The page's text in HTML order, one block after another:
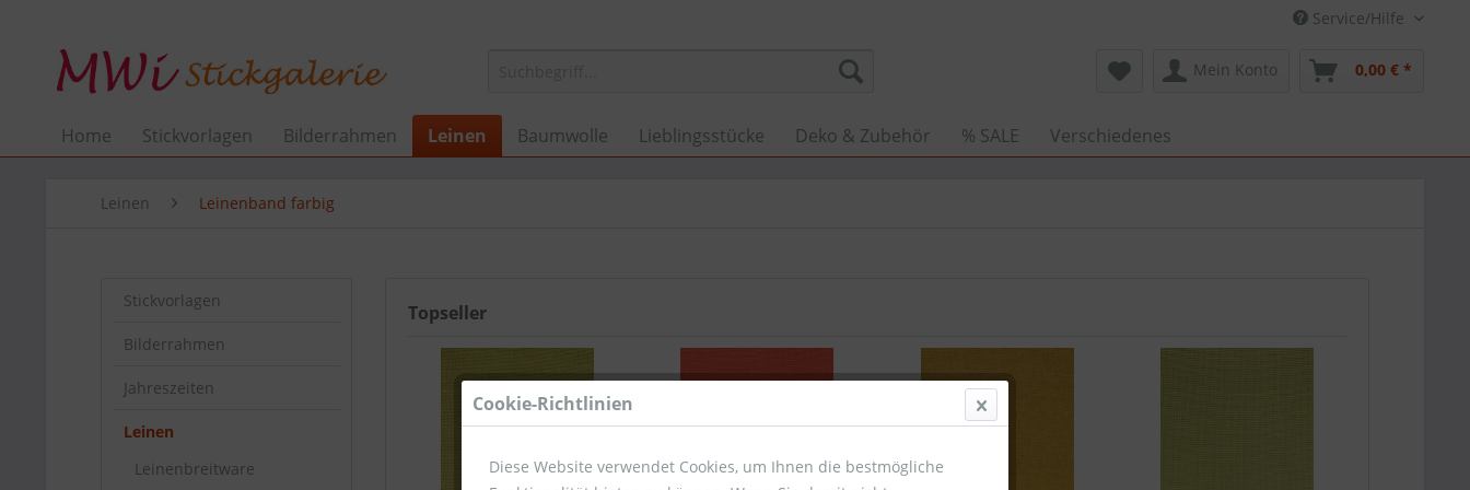
Service/Hilfe
Mein Konto 0,00 € *
Home Stickvorlagen Bilderrahmen Leinen Baumwolle Lieblingsstücke Deko & Zubehör % SALE Verschiedenes
Leinen Leinenband farbig
Stickvorlagen
Bilderrahmen
Jahreszeiten
Leinen
Leinenbreitware
Topseller
Cookie-Richtlinien
Diese Website verwendet Cookies, um Ihnen die bestmögliche